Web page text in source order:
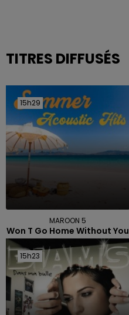
TITRES DIFFUSÉS
15h29
15h29
MAROON 5
Won T Go Home Without You
15h23
15h23